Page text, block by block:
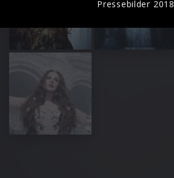
Pressebilder 2018